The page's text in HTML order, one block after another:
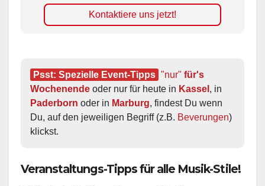
Kontaktiere uns jetzt!
Psst: Spezielle Event-Tipps "nur" für's
Wochenende oder nur für heute in Kassel
Paderborn oder in Marburg, findest Du wenn
Du, auf den jeweiligen Begriff (z.B. Beverungen)
klickst.
Veranstaltungs-Tipps für alle Musik-Stile!